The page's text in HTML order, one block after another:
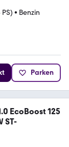
• Benzin
Parken
EcoBoost 125
ST-